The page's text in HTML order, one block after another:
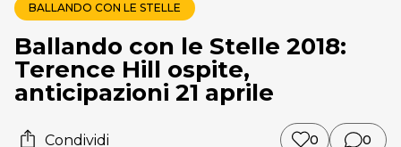
BALLANDO CON LE STELLE
Ballando con le Stelle 2018:
Terence Hill ospite,
anticipazioni 21 aprile
Condividi 0 0